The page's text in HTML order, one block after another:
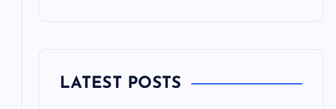
LATEST POSTS